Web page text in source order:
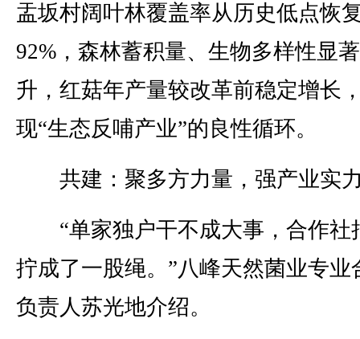
盂坂村阔叶林覆盖率从历史低点恢
92%，森林蓄积量、生物多样性显
升，红菇年产量较改革前稳定增长
现“生态反哺产业”的良性循环。
共建：聚多方力量，强产业实
“单家独户干不成大事，合作社
拧成了一股绳。”八峰天然菌业专业
负责人苏光地介绍。